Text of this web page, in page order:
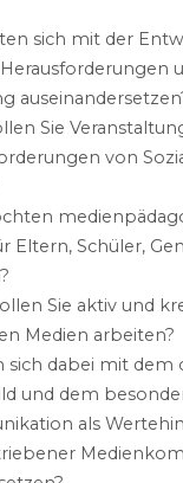
sich mit der
Sie
von
Eltern, Schüler,
Sie aktiv und
Medien arbeiten?
sich dabei mit dem
und dem
als